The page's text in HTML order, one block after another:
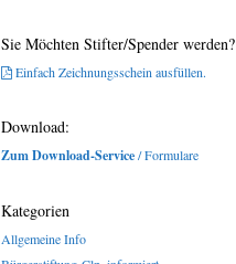
Sie Möchten Stifter/Spender werden?
Einfach Zeichnungsschein ausfüllen.
Download:
Zum Download-Service/ Formulare
Kategorien
Allgemeine Info